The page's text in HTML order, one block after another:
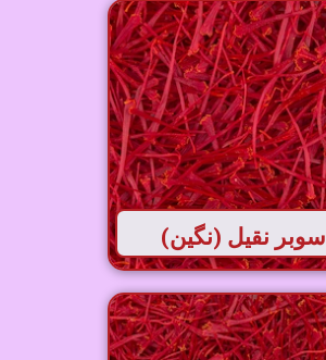
سوبر نقیل (نگین)